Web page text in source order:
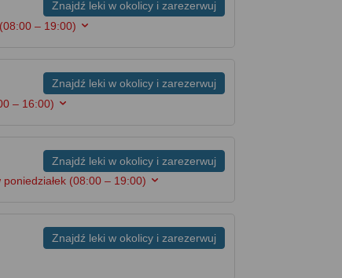
Znajdź leki w okolicy i zarezerwuj
(08:00 – 19:00)
Znajdź leki w okolicy i zarezerwuj
– 16:00)
Znajdź leki w okolicy i zarezerwuj
(08:00 – 19:00)
Znajdź leki w okolicy i zarezerwuj